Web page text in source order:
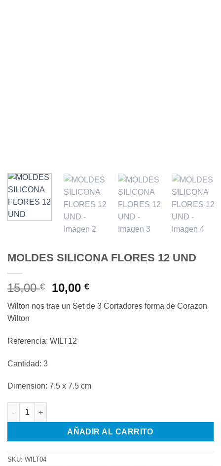
MOLDES SILICONA FLORES 12 UND
15,00€
El
original
15,00 €.
10,00€El
actual
Wilton nos trae un Set de 3 Cortadores forma de Corazon
Wilton
Referencia: WILT12
Cantidad: 3
Dimension: 7.5 x 7.5 cm
MOLDES SILICONA FLORES 12 UND cantidad
AÑADIR AL CARRITO
SKU: WILT04